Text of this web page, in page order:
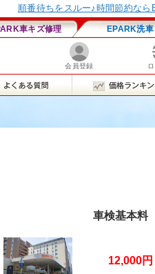
車検基本料
12,000円